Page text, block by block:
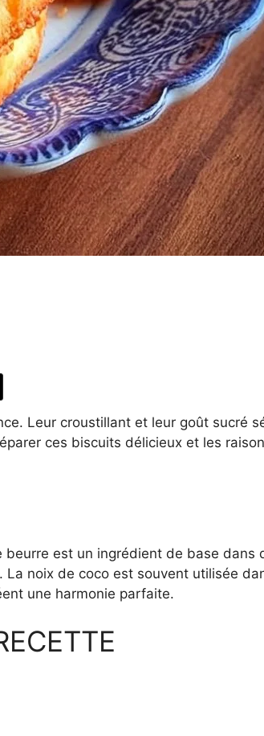
Leur croustillant et leur goût sucré
ces biscuits délicieux et les
est un ingrédient de base dans
noix de coco est souvent utilisée
une harmonie parfaite.